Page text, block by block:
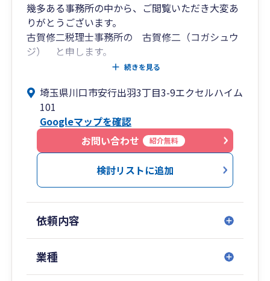
幾多ある事務所の中から、ご閲覧いただき大変あ
りがとうございます。
古賀修二税理士事務所の 古賀修二（コガシュウ
ジ） と申します。
帳・税務申告・節税などのお手伝いをさせていた
だきます。
レスポンスの速さには自信があり、スピーディな
問題解決に努めてまいります。
一般の事務所では税理士資格がない、知識も少な
い職員が担当になることもあるかと思われます
する体制を整えております。
法人・個人事業主のお客様の顧問税理士、個人開
続きを見る
埼玉県川口市安行出羽3丁目3-9エクセルハイム
101
Googleマップを確認
お問い合わせ
紹介無料
検討リストに追加
依頼内容
業種